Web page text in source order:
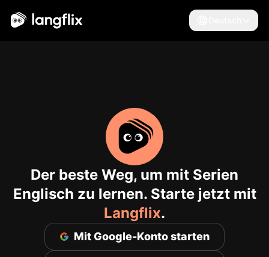
Deutsch
Der beste Weg, um mit Serien
Englisch zu lernen. Starte jetzt mit
Langflix.
Mit Google-Konto starten